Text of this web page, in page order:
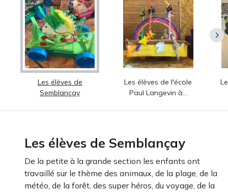
Les élèves de
Semblançay
Les élèves de l'école
Paul Langevin à…
Les élèves de Semblançay
De la petite à la grande section les enfants ont
travaillé sur le thème des animaux, de la plage, de la
météo, de la forêt, des super héros, du voyage, de la